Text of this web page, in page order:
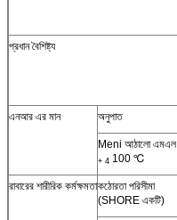
প্রধান বৈশিষ্ট্য
এনআর এর মান অনুপাত
Meni আঠালো এমএল
+ 4 100 ℃
রাবারের শারীরিক কর্মক্ষমতাকঠোরতা পরিসীমা
(SHORE একটি)